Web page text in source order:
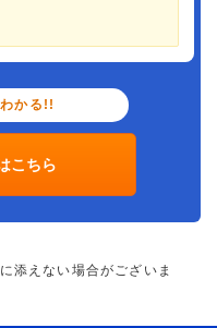
かる!!
こちら
添えない場合がございま